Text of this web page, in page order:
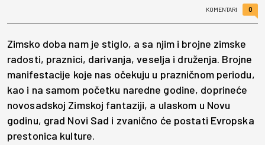
KOMENTARI 0
Zimsko doba nam je stiglo, a sa njim i brojne zimske
radosti, praznici, darivanja, veselja i druženja. Brojne
manifestacije koje nas očekuju u prazničnom periodu,
kao i na samom početku naredne godine, doprineće
novosadskoj Zimskoj fantaziji, a ulaskom u Novu
godinu, grad Novi Sad i zvanično će postati Evropska
prestonica kulture.